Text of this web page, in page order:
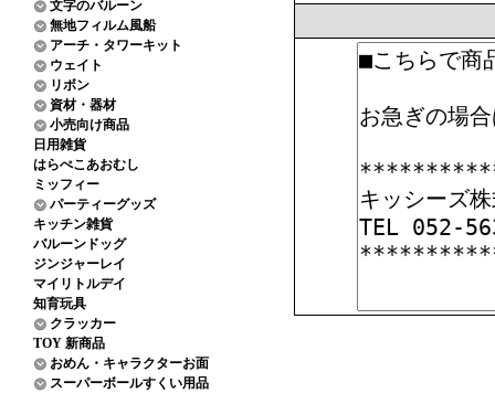
文字のバルーン
無地フィルム風船
アーチ・タワーキット
ウェイト
リボン
資材・器材
小売向け商品
日用雑貨
はらぺこあおむし
ミッフィー
パーティーグッズ
キッチン雑貨
バルーンドッグ
ジンジャーレイ
マイリトルデイ
知育玩具
クラッカー
TOY 新商品
おめん・キャラクターお面
スーパーボールすくい用品